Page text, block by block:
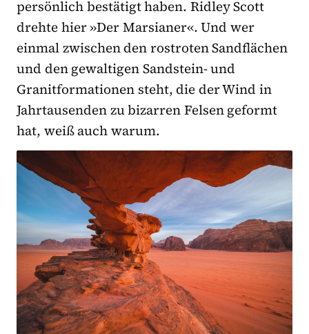
persönlich bestätigt haben. Ridley Scott
drehte hier »Der Marsianer«. Und wer
einmal zwischen den rostroten Sandflächen
und den gewaltigen Sandstein- und
Granitformationen steht, die der Wind in
Jahrtausenden zu bizarren Felsen geformt
hat, weiß auch warum.